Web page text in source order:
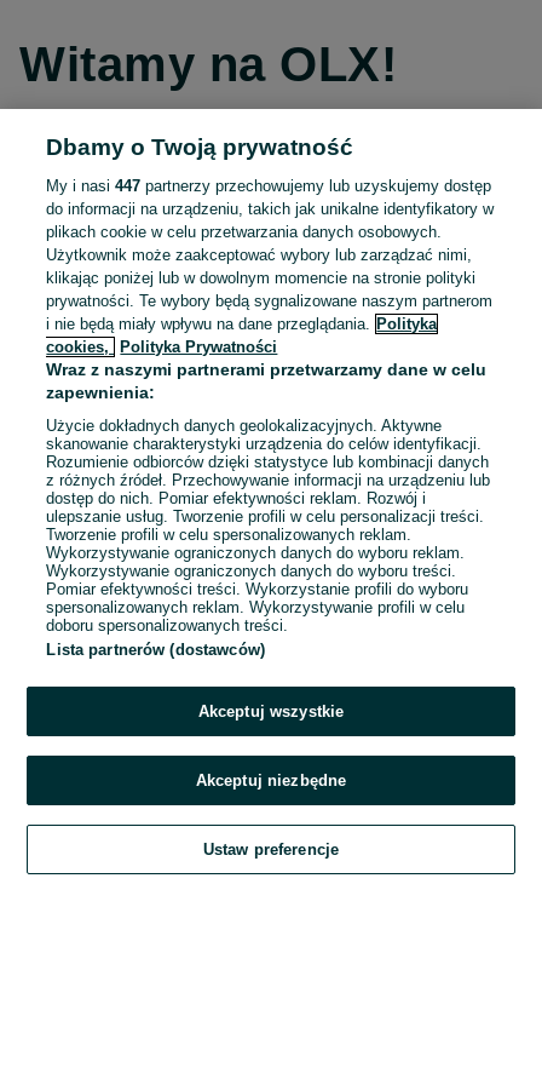
Witamy na OLX!
Kontynuuj przez Facebooka
Kontynuuj przez konto Apple
Kontynuuj przez konto Google
LUB
E-mail
Hasło
Zaloguj się
Kontynuując za pośrednictwem jednego z dostawców wskazanych powyżej,
OLX.pl w jego aktualnym brzmieniu.
Dbamy o Twoją prywatność
My i nasi447 partnerzy przechowujemy lub uzyskujemy dostęp
do informacji na urządzeniu, takich jak unikalne identyfikatory w
plikach cookie w celu przetwarzania danych osobowych.
Użytkownik może zaakceptować wybory lub zarządzać nimi,
klikając poniżej lub w dowolnym momencie na stronie polityki
prywatności. Te wybory będą sygnalizowane naszym partnerom
i nie będą miały wpływu na dane przeglądania.
Polityka
cookies,
Polityka Prywatności
Wraz z naszymi partnerami przetwarzamy dane w celu
zapewnienia:
Użycie dokładnych danych geolokalizacyjnych. Aktywne
skanowanie charakterystyki urządzenia do celów identyfikacji.
Rozumienie odbiorców dzięki statystyce lub kombinacji danych
z różnych źródeł. Przechowywanie informacji na urządzeniu lub
dostęp do nich. Pomiar efektywności reklam. Rozwój i
ulepszanie usług. Tworzenie profili w celu personalizacji treści.
Tworzenie profili w celu spersonalizowanych reklam.
Wykorzystywanie ograniczonych danych do wyboru reklam.
Wykorzystywanie ograniczonych danych do wyboru treści.
Pomiar efektywności treści. Wykorzystanie profili do wyboru
spersonalizowanych reklam. Wykorzystywanie profili w celu
doboru spersonalizowanych treści.
Lista partnerów (dostawców)
Akceptuj wszystkie
Akceptuj niezbędne
Ustaw preferencje